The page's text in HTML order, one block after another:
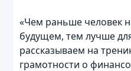
«Чем раньше человек
будущем, тем лучше
рассказываем на
грамотности о